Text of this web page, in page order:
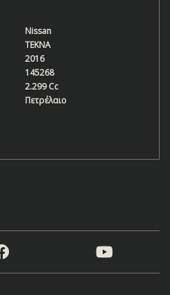
Nissan
TEKNA
2016
145268
2.299 Cc
Πετρέλαιο